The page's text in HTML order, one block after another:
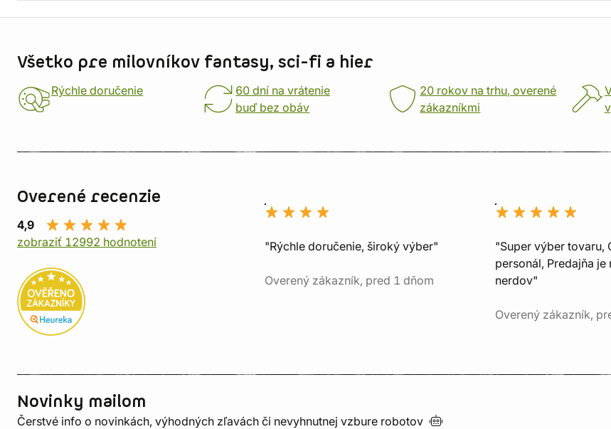
Všetko pre milovníkov fantasy, sci-fi a hier
Rýchle doručenie
60 dní na vrátenie
buď bez obáv
20 rokov na trhu, overené
zákazníkmi
Overené recenzie
4,9
zobraziť 12992 hodnotení
"Rýchle doručenie, široký výber"
Overený zákazník, pred 1 dňom
"Super výber tovaru,
personál, Predajňa
nerdov"
Overený zákazník,
Novinky mailom
Čerstvé info o novinkách, výhodných zľavách či nevyhnutnej vzbure robotov